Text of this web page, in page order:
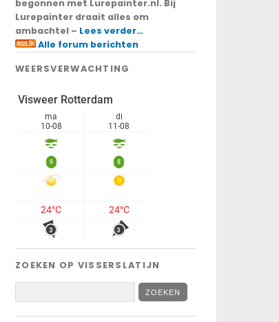
begonnen met Lurepainter.nl. Bij
Lurepainter draait alles om
ambachtel – Lees verder…
Alle forum berichten
WEERSVERWACHTING
ZOEKEN OP VISSERSLATIJN